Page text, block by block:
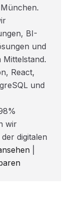
BI-
und
React,
und
wir
digitalen